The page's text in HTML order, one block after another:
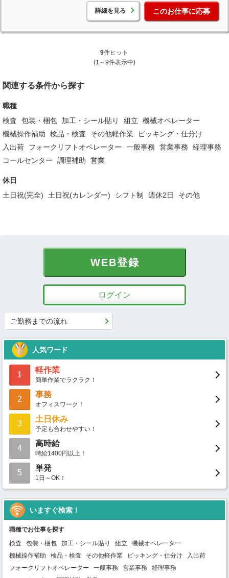
詳細を見る このお仕事に応募
9件ヒット
(1～9件表示中)
関連する条件から探す
職種
検査
包装・梱包 加工・シール貼り 組立
機械オペレーター
機械操作補助
検品・検査 その他軽作業
ピッキング・仕分け
入出荷
フォークリフトオペレーター 一般事務 営業事務
経理事務
コールセンター
調理補助 営業
休日
土日祝(完全)
土日祝(カレンダー) シフト制 週休2日 その他
WEB登録
ログイン
ご勤務までの流れ
人気ワード
1
軽作業
簡単作業でラクラク！
2
事務
オフィスワーク！
3
土日休み
予定も合わせやすい！
4
高時給
時給1400円以上！
5
単発
1日～OK！
いますぐ検索！
職種でお仕事を探す
検査
包装・梱包 加工・シール貼り 組立
機械オペレーター
機械操作補助
検品・検査 その他軽作業 ピッキング・仕分け
入出荷
フォークリフトオペレーター
一般事務 営業事務
経理事務